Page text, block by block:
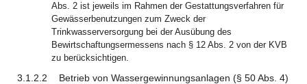
Abs. 2 ist jeweils im Rahmen der Gestattungsverfahren für
Gewässerbenutzungen zum Zweck der
Trinkwasserversorgung bei der Ausübung des
Bewirtschaftungsermessens nach § 12 Abs. 2 von der KVB
zu berücksichtigen.
3.1.2.2 Betrieb von Wassergewinnungsanlagen (§ 50 Abs. 4)